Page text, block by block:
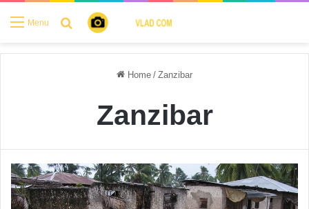
Menu Search for
Home / Zanzibar
Zanzibar